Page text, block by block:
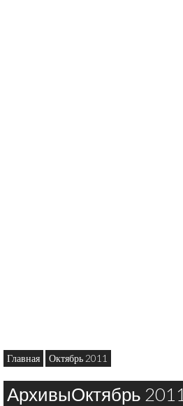
Главная Октябрь 2011
АрхивыОктябрь 2011